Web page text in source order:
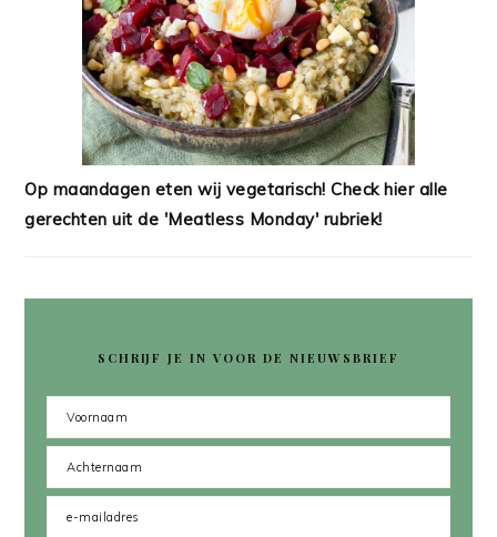
Op maandagen eten wij vegetarisch! Check hier alle
gerechten uit de 'Meatless Monday' rubriek!
SCHRIJF JE IN VOOR DE NIEUWSBRIEF